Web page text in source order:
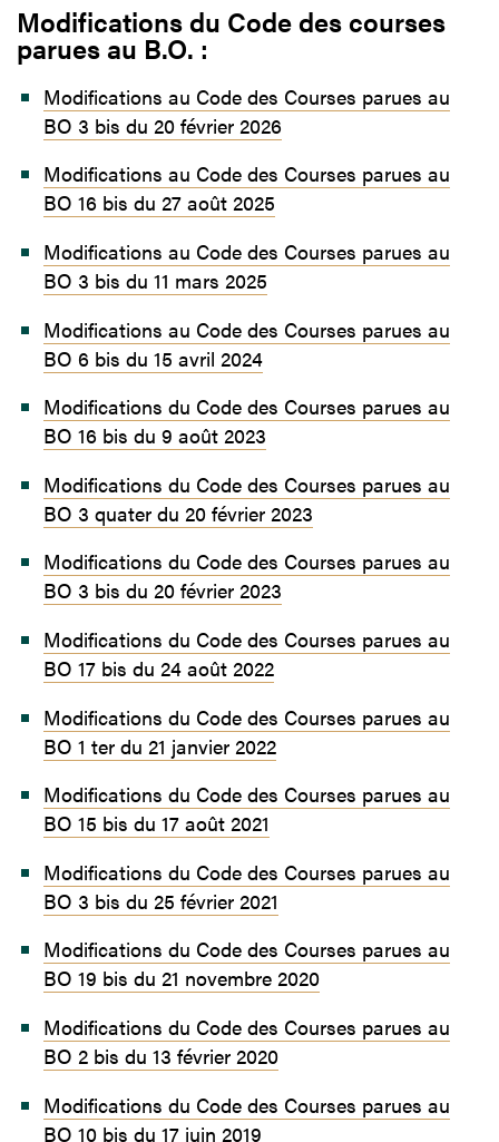
Modifications du Code des courses
parues au B.O. :
Modifications au Code des Courses parues au
BO 3 bis du 20 février 2026
Modifications au Code des Courses parues au
BO 16 bis du 27 août 2025
Modifications au Code des Courses parues au
BO 3 bis du 11 mars 2025
Modifications au Code des Courses parues au
BO 6 bis du 15 avril 2024
Modifications du Code des Courses parues au
BO 16 bis du 9 août 2023
Modifications du Code des Courses parues au
BO 3 quater du 20 février 2023
Modifications du Code des Courses parues au
BO 3 bis du 20 février 2023
Modifications du Code des Courses parues au
BO 17 bis du 24 août 2022
Modifications du Code des Courses parues au
BO 1 ter du 21 janvier 2022
Modifications du Code des Courses parues au
BO 15 bis du 17 août 2021
Modifications du Code des Courses parues au
BO 3 bis du 25 février 2021
Modifications du Code des Courses parues au
BO 19 bis du 21 novembre 2020
Modifications du Code des Courses parues au
BO 2 bis du 13 février 2020
Modifications du Code des Courses parues au
BO 10 bis du 17 juin 2019